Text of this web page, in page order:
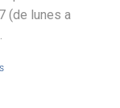
(de lunes a